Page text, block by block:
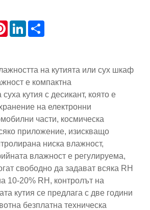
PinterestLinkedIn
на кутията или сух шкаф
е компактна
кутия с десикант, която е
на електронни
части, космическа
приложение, изискващо
ниска влажност,
влажност е регулируема,
свободно да задават всяка RH
10-20% RH, контролът на
кутия се предлага с две години
безплатна техническа